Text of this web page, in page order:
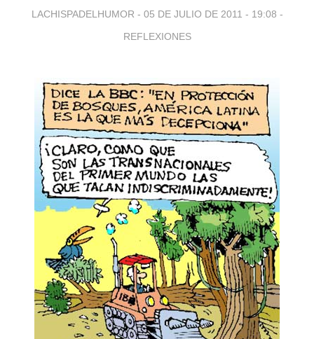
LACHISPADELHUMOR - 05 DE JULIO DE 2011 - 19:08 -
REFLEXIONES